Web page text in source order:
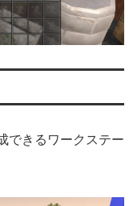
できるワークステー